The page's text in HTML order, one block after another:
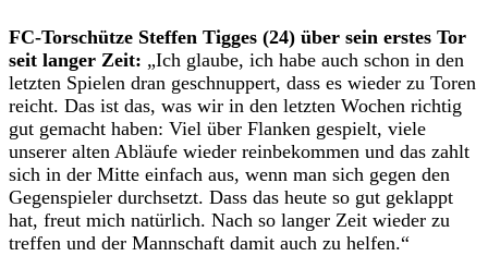
FC-Torschütze Steffen Tigges (24) über sein erstes Tor
seit langer Zeit: „Ich glaube, ich habe auch schon in den
letzten Spielen dran geschnuppert, dass es wieder zu Toren
reicht. Das ist das, was wir in den letzten Wochen richtig
gut gemacht haben: Viel über Flanken gespielt, viele
unserer alten Abläufe wieder reinbekommen und das zahlt
sich in der Mitte einfach aus, wenn man sich gegen den
Gegenspieler durchsetzt. Dass das heute so gut geklappt
hat, freut mich natürlich. Nach so langer Zeit wieder zu
treffen und der Mannschaft damit auch zu helfen.“